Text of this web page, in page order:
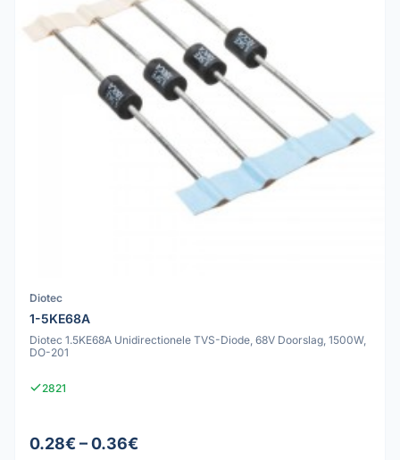
Diotec
1-5KE68A
Diotec 1.5KE68A Unidirectionele TVS-Diode, 68V Doorslag, 1500W,
DO-201
2821
0.28€ – 0.36€